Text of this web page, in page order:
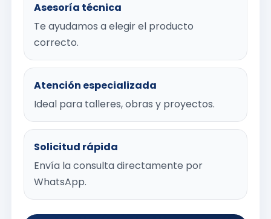
Asesoría técnica
Te ayudamos a elegir el producto
correcto.
Atención especializada
Ideal para talleres, obras y proyectos.
Solicitud rápida
Envía la consulta directamente por
WhatsApp.